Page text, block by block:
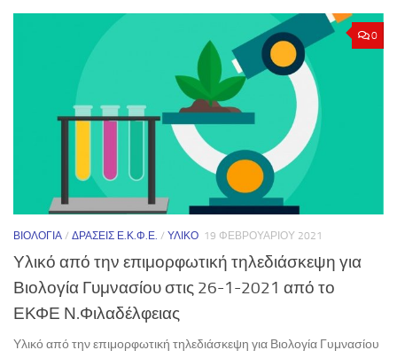
0
ΒΙΟΛΟΓΊΑ / ΔΡΆΣΕΙΣ Ε.Κ.Φ.Ε. / ΥΛΙΚΌ 19 ΦΕΒΡΟΥΑΡΊΟΥ 2021
Υλικό από την επιμορφωτική τηλεδιάσκεψη για
Βιολογία Γυμνασίου στις 26-1-2021 από το
ΕΚΦΕ Ν.Φιλαδέλφειας
Υλικό από την επιμορφωτική τηλεδιάσκεψη για Βιολογία Γυμνασίου